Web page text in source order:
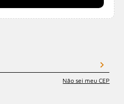
Não sei meu CEP